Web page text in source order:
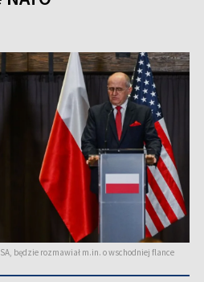
będzie rozmawiał m.in. o wschodniej flance